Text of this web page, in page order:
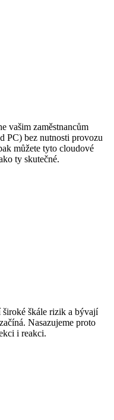
vašim zaměstnancům
PC) bez nutnosti provozu
můžete tyto cloudové
ty skutečné.
široké škále rizik a bývají
Nasazujeme proto
i reakci.